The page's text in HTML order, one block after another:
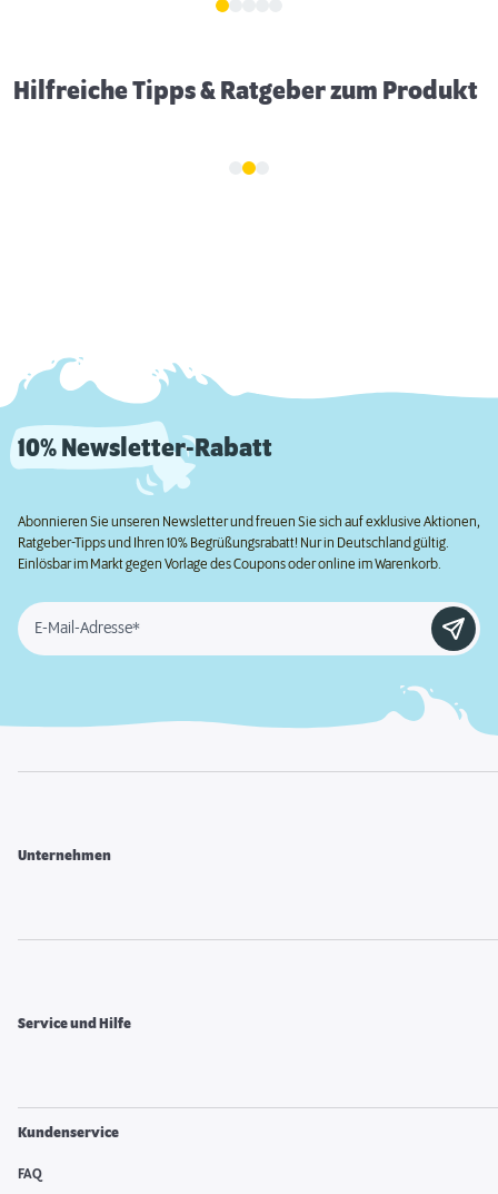
Hilfreiche Tipps & Ratgeber zum Produkt
10% Newsletter-Rabatt
Abonnieren Sie unseren Newsletter und freuen Sie sich auf exklusive Aktionen,
Ratgeber-Tipps und Ihren 10% Begrüßungsrabatt! Nur in Deutschland gültig.
Einlösbar im Markt gegen Vorlage des Coupons oder online im Warenkorb.
E-Mail-Adresse*
Unternehmen
Service und Hilfe
Kundenservice
FAQ